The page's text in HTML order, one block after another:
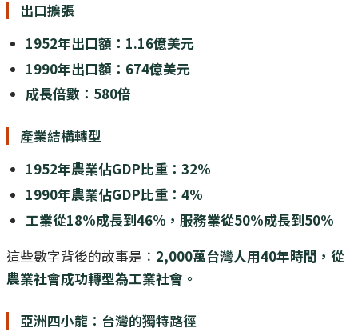
出口擴張
1952年出口額：1.16億美元
1990年出口額：674億美元
成長倍數：580倍
產業結構轉型
1952年農業佔GDP比重：32%
1990年農業佔GDP比重：4%
工業從18%成長到46%，服務業從50%成長到50%
這些數字背後的故事是： 2,000萬台灣人用40年時間，從
農業社會成功轉型為工業社會。
亞洲四小龍：台灣的獨特路徑